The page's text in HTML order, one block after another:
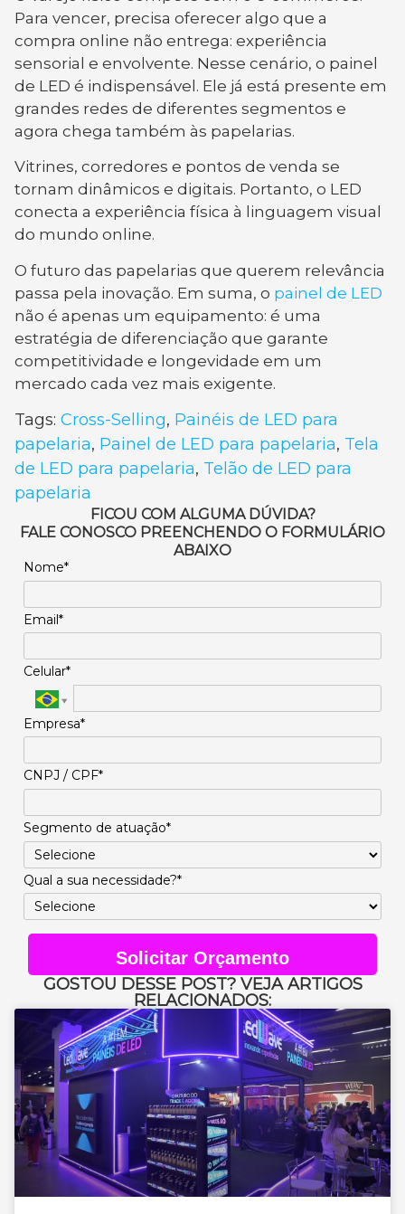
Para vencer, precisa oferecer algo que a
compra online não entrega: experiência
sensorial e envolvente. Nesse cenário, o painel
de LED é indispensável. Ele já está presente em
grandes redes de diferentes segmentos e
agora chega também às papelarias.
Vitrines, corredores e pontos de venda se
tornam dinâmicos e digitais. Portanto, o LED
conecta a experiência física à linguagem visual
do mundo online.
O futuro das papelarias que querem relevância
passa pela inovação. Em suma, o painel de LED
não é apenas um equipamento: é uma
estratégia de diferenciação que garante
competitividade e longevidade em um
mercado cada vez mais exigente.
Tags: Cross-Selling, Painéis de LED para
papelaria, Painel de LED para papelaria, Tela
de LED para papelaria, Telão de LED para
papelaria
FICOU COM ALGUMA DÚVIDA?
FALE CONOSCO PREENCHENDO O FORMULÁRIO
ABAIXO
Nome*
Email*
Celular*
Empresa*
CNPJ / CPF*
Segmento de atuação*
Qual a sua necessidade?*
Solicitar Orçamento
GOSTOU DESSE POST? VEJA ARTIGOS
RELACIONADOS: